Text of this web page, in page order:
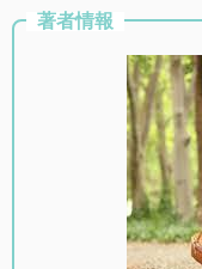
著者情報